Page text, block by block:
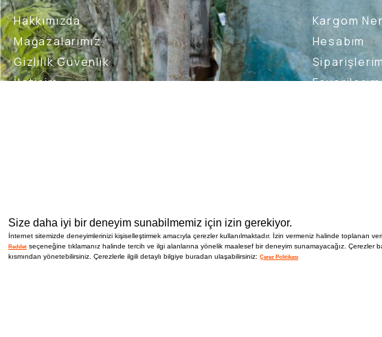
Hakkımızda
Mağazalarımız
Gizlilik Güvenlik
İletişim
Kargom
Hesabım
Siparişlerim
Favorilerim
İptal İade ŞartlarıSık Sorulan SorularNasıl İade Ederim
Size daha iyi bir deneyim sunabilmemiz için izin gerekiyor.
İnternet sitemizde deneyimlerinizi kişiselleştirmek amacıyla çerezler kullanılmaktadır. İzin vermeniz halinde toplanan
Reddet seçeneğine tıklamanız halinde tercih ve ilgi alanlarına yönelik maalesef bir deneyim sunamayacağız. Çerezler
kısmından yönetebilirsiniz. Çerezlerle ilgili detaylı bilgiye buradan ulaşabilirsiniz: Çerez Politikası